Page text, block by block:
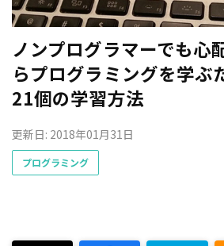
ノンプログラマーでも心
らプログラミングを学ぶ
21個の学習方法
更新日: 2018年01月31日
プログラミング